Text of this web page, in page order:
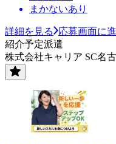
まかないあり
詳細を見る
応募画面に
紹介予定派遣
株式会社キャリア SC名